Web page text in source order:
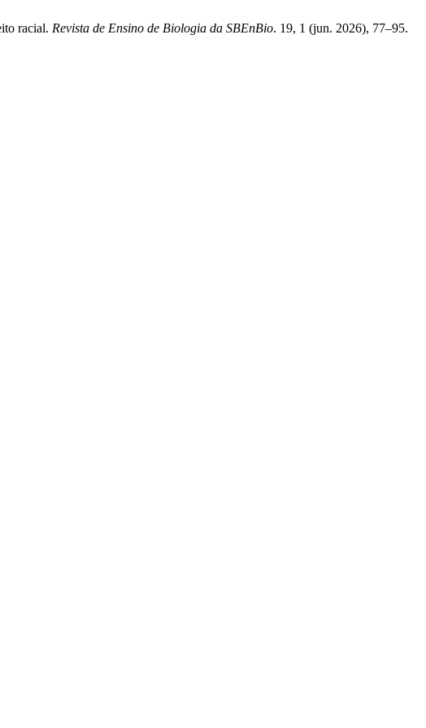
racial. Revista de Ensino de Biologia da SBEnBio. 19, 1 (jun. 2026), 77–95.